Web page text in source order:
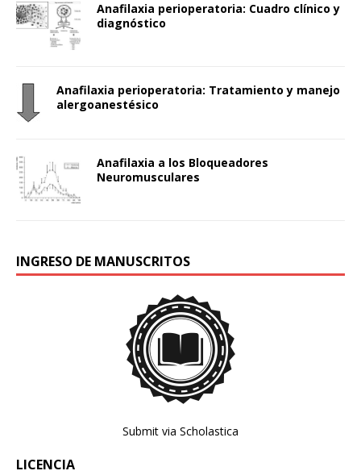
Anafilaxia perioperatoria: Cuadro clínico y
diagnóstico
Anafilaxia perioperatoria: Tratamiento y manejo
alergoanestésico
Anafilaxia a los Bloqueadores
Neuromusculares
INGRESO DE MANUSCRITOS
Submit via Scholastica
LICENCIA